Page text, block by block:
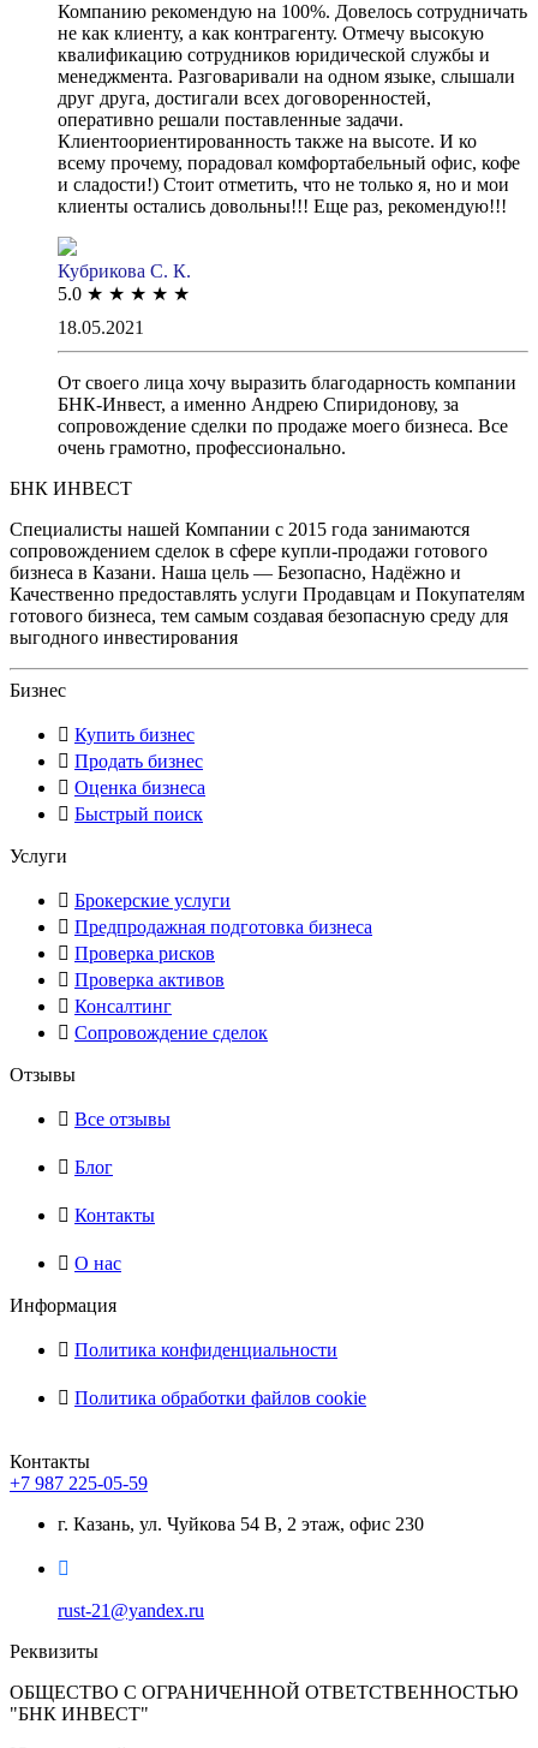
Компанию рекомендую на 100%. Довелось сотрудничать
не как клиенту, а как контрагенту. Отмечу высокую
квалификацию сотрудников юридической службы и
менеджмента. Разговаривали на одном языке, слышали
друг друга, достигали всех договоренностей,
оперативно решали поставленные задачи.
Клиентоориентированность также на высоте. И ко
всему прочему, порадовал комфортабельный офис, кофе
и сладости!) Стоит отметить, что не только я, но и мои
клиенты остались довольны!!! Еще раз, рекомендую!!!
Кубрикова С. К.
5.0 ★ ★ ★ ★ ★
18.05.2021
От своего лица хочу выразить благодарность компании
БНК-Инвест, а именно Андрею Спиридонову, за
сопровождение сделки по продаже моего бизнеса. Все
очень грамотно, профессионально.
БНК ИНВЕСТ
Специалисты нашей Компании с 2015 года занимаются
сопровождением сделок в сфере купли-продажи готового
бизнеса в Казани. Наша цель — Безопасно, Надёжно и
Качественно предоставлять услуги Продавцам и Покупателям
готового бизнеса, тем самым создавая безопасную среду для
выгодного инвестирования
Бизнес
Купить бизнес
Продать бизнес
Оценка бизнеса
Быстрый поиск
Услуги
Брокерские услуги
Предпродажная подготовка бизнеса
Проверка рисков
Проверка активов
Консалтинг
Сопровождение сделок
Отзывы
Все отзывы
Блог
Контакты
О нас
Информация
Политика конфиденциальности
Политика обработки файлов cookie
Контакты
+7 987 225-05-59
г. Казань, ул. Чуйкова 54 В, 2 этаж, офис 230
rust-21@yandex.ru
Реквизиты
ОБЩЕСТВО С ОГРАНИЧЕННОЙ ОТВЕТСТВЕННОСТЬЮ
"БНК ИНВЕСТ"